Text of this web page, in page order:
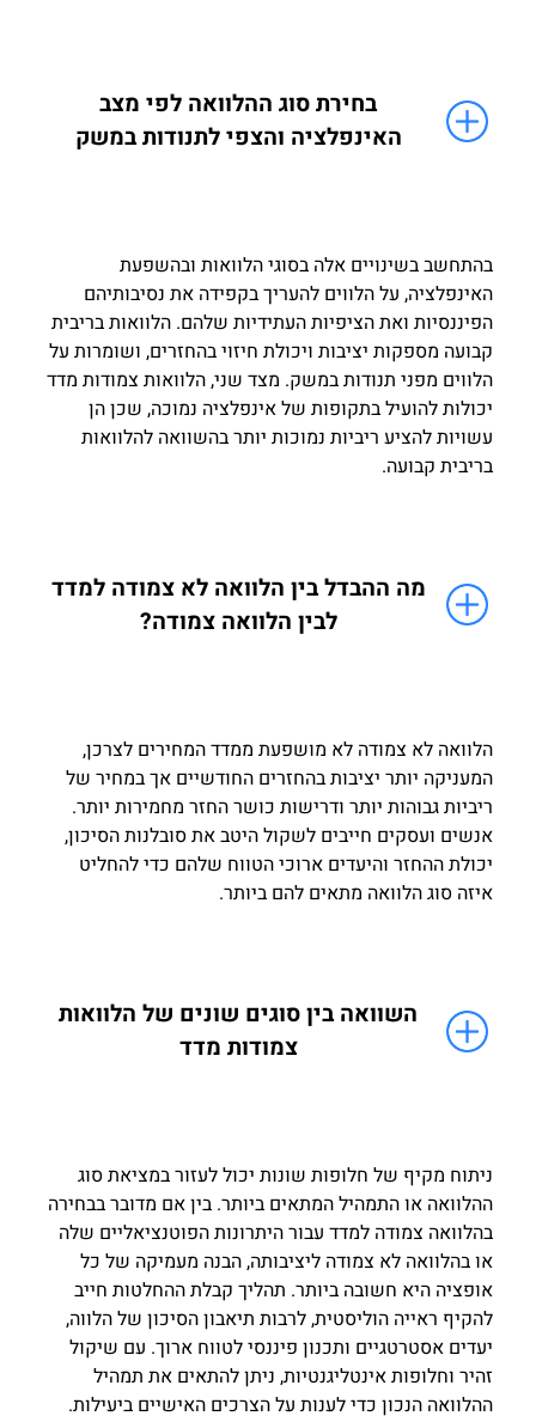
בחירת סוג ההלוואה לפי מצב
האינפלציה והצפי לתנודות במשק
בהתחשב בשינויים אלה בסוגי הלוואות ובהשפעת
האינפלציה, על הלווים להעריך בקפידה את נסיבותיהם
הפיננסיות ואת הציפיות העתידיות שלהם. הלוואות בריבית
קבועה מספקות יציבות ויכולת חיזוי בהחזרים, ושומרות על
הלווים מפני תנודות במשק. מצד שני, הלוואות צמודות מדד
יכולות להועיל בתקופות של אינפלציה נמוכה, שכן הן
עשויות להציע ריביות נמוכות יותר בהשוואה להלוואות
בריבית קבועה.
מה ההבדל בין הלוואה לא צמודה למדד
לבין הלוואה צמודה?
הלוואה לא צמודה לא מושפעת ממדד המחירים לצרכן,
המעניקה יותר יציבות בהחזרים החודשיים אך במחיר של
ריביות גבוהות יותר ודרישות כושר החזר מחמירות יותר.
אנשים ועסקים חייבים לשקול היטב את סובלנות הסיכון,
יכולת ההחזר והיעדים ארוכי הטווח שלהם כדי להחליט
איזה סוג הלוואה מתאים להם ביותר.
השוואה בין סוגים שונים של הלוואות
צמודות מדד
ניתוח מקיף של חלופות שונות יכול לעזור במציאת סוג
ההלוואה או התמהיל המתאים ביותר. בין אם מדובר בבחירה
בהלוואה צמודה למדד עבור היתרונות הפוטנציאליים שלה
או בהלוואה לא צמודה ליציבותה, הבנה מעמיקה של כל
אופציה היא חשובה ביותר. תהליך קבלת ההחלטות חייב
להקיף ראייה הוליסטית, לרבות תיאבון הסיכון של הלווה,
יעדים אסטרטגיים ותכנון פיננסי לטווח ארוך. עם שיקול
זהיר וחלופות אינטליגנטיות, ניתן להתאים את תמהיל
ההלוואה הנכון כדי לענות על הצרכים האישיים ביעילות.